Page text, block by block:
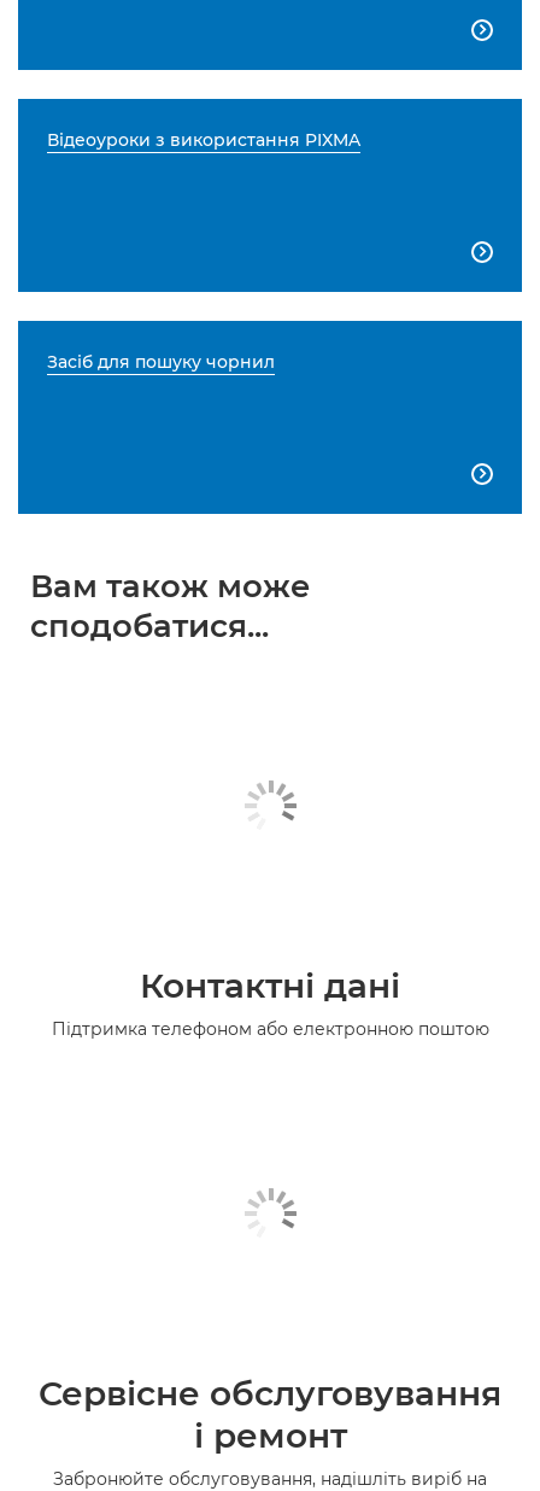

Відеоуроки з використання PIXMA

Засіб для пошуку чорнил

Вам також може
сподобатися...
Контактні дані
Підтримка телефоном або електронною поштою
Сервісне обслуговування
і ремонт
Забронюйте обслуговування, надішліть виріб на